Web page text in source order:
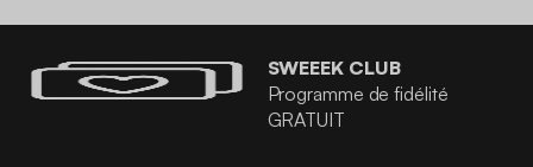
SWEEEK CLUB
Programme de fidélité
GRATUIT